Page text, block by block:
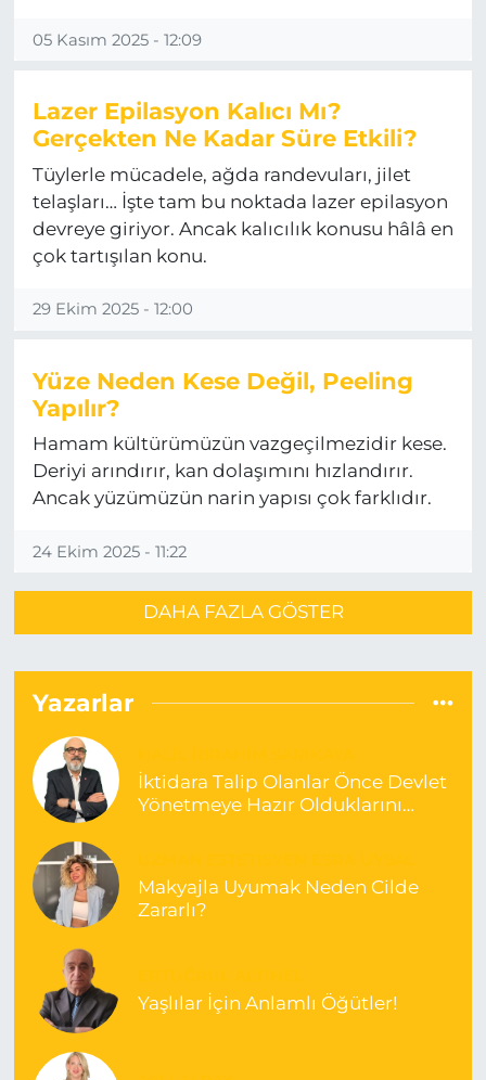
05 Kasım 2025 - 12:09
Lazer Epilasyon Kalıcı Mı?
Gerçekten Ne Kadar Süre Etkili?
Tüylerle mücadele, ağda randevuları, jilet
telaşları… İşte tam bu noktada lazer epilasyon
devreye giriyor. Ancak kalıcılık konusu hâlâ en
çok tartışılan konu.
29 Ekim 2025 - 12:00
Yüze Neden Kese Değil, Peeling
Yapılır?
Hamam kültürümüzün vazgeçilmezidir kese.
Deriyi arındırır, kan dolaşımını hızlandırır.
Ancak yüzümüzün narin yapısı çok farklıdır.
24 Ekim 2025 - 11:22
DAHA FAZLA GÖSTER
Yazarlar
İktidara Talip Olanlar Önce Devlet
Yönetmeye Hazır Olduklarını
Makyajla Uyumak Neden Cilde
Zararlı?
Yaşlılar İçin Anlamlı Öğütler!